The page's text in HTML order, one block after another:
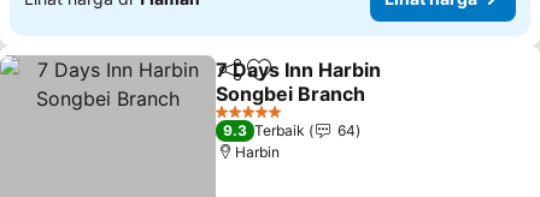
KongsiTambah ke favorit
7 Days Inn Harbin
Songbei Branch
5 Bintang
9.3 Terbaik
64
Harbin